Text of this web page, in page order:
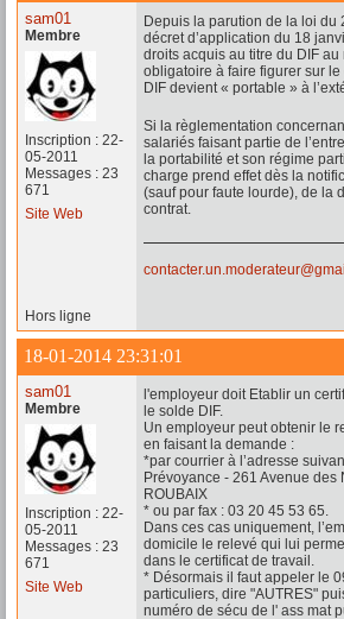
sam01
Membre
Inscription : 22-
05-2011
Messages : 23
671
Site Web
Depuis la parution de la loi du
décret d’application du 18
droits acquis au titre du DIF
obligatoire à faire figurer sur
DIF devient « portable » à
Si la règlementation
salariés faisant partie de
la portabilité et son régime
charge prend effet dès la
(sauf pour faute lourde), de la
contrat.
Hors ligne
18-01-2014 23:31:01
sam01
Membre
Inscription : 22-
05-2011
Messages : 23
671
Site Web
l'employeur doit Etablir un
le solde DIF.
Un employeur peut obtenir le
en faisant la demande :
*par courrier à l’adresse
Prévoyance - 261 Avenue des
ROUBAIX
* ou par fax : 03 20 45 53 65.
Dans ces cas uniquement,
domicile le relevé qui lui
dans le certificat de travail.
* Désormais il faut appeler le
particuliers, dire "AUTRES"
numéro de sécu de l' ass mat